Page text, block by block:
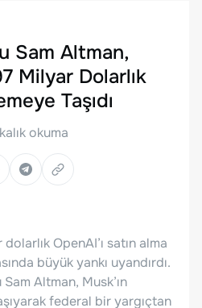
Sam Altman,
Milyar Dolarlık
Taşıdı
okuma
OpenAI’ı satın alma
büyük yankı uyandırdı.
Altman, Musk’ın
federal bir yargıçtan